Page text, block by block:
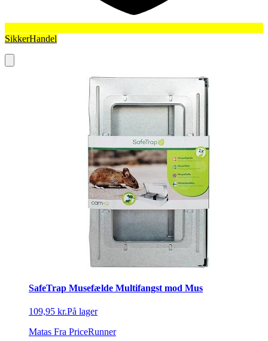
SikkerHandel
SafeTrap Musefælde Multifangst mod Mus
109,95 kr.På lager
Matas Fra PriceRunner